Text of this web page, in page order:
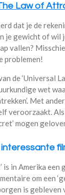
Law of
dat je de
je gewicht of wil
vallen?
problemen!
de ‘Universal
wet
Met
veroorzaakt.
mogen
is in Amerika
om een
is gebleven